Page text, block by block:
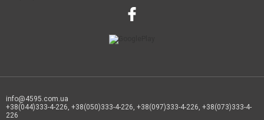
info@4595.com.ua
+38(044)333-4-226, +38(050)333-4-226, +38(097)333-4-226, +38(073)333-4-
226